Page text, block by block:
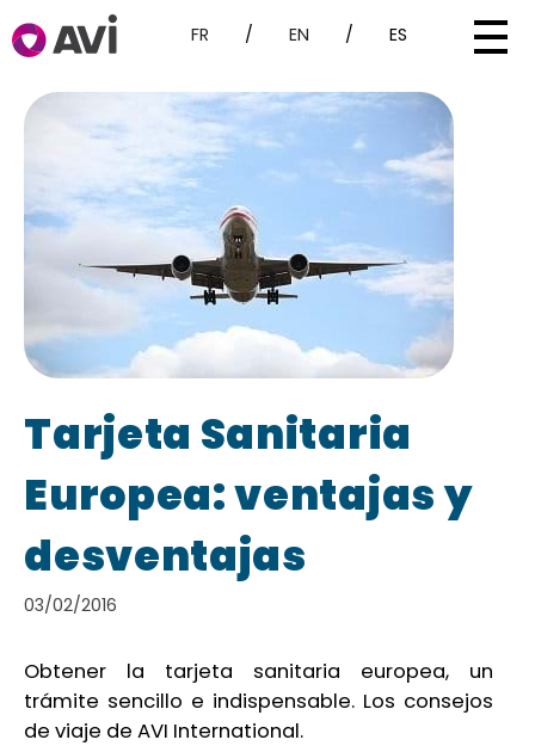
FR / EN / ES
Tarjeta Sanitaria
Europea: ventajas y
desventajas
03/02/2016
Obtener la tarjeta sanitaria europea, un
trámite sencillo e indispensable. Los consejos
de viaje de AVI International.